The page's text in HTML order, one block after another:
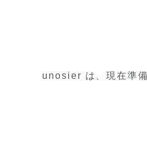
unosier は、現在準備